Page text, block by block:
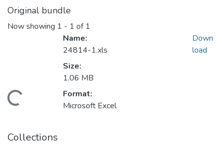
Original bundle
Now showing 1 - 1 of 1
Name:
24814-1.xls
Size:
1.06 MB
Format:
Microsoft Excel
Down
load
Collections